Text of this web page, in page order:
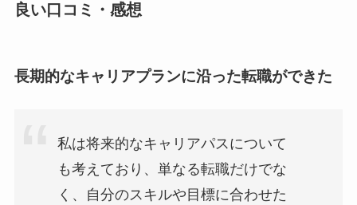
良い口コミ・感想
長期的なキャリアプランに沿った転職ができた
私は将来的なキャリアパスについて
も考えており、単なる転職だけでな
く、自分のスキルや目標に合わせた